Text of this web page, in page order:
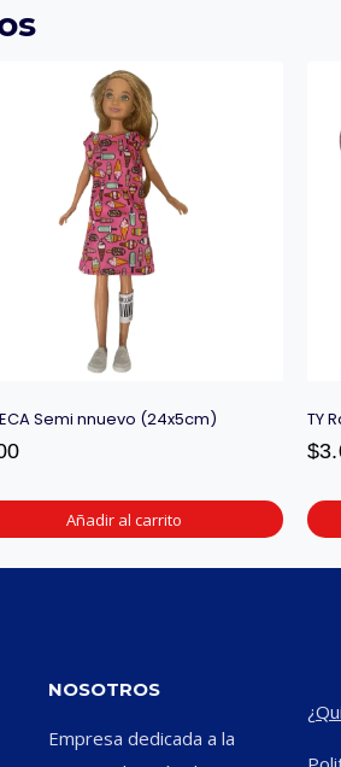
Semi nnuevo (24x5cm)
Añadir al carrito
TY
$
NOSOTROS
Empresa dedicada a la